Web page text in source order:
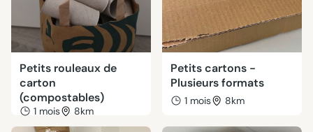
Petits rouleaux de
carton
(compostables)
1 mois 8km
Petits cartons -
Plusieurs formats
1 mois 8km